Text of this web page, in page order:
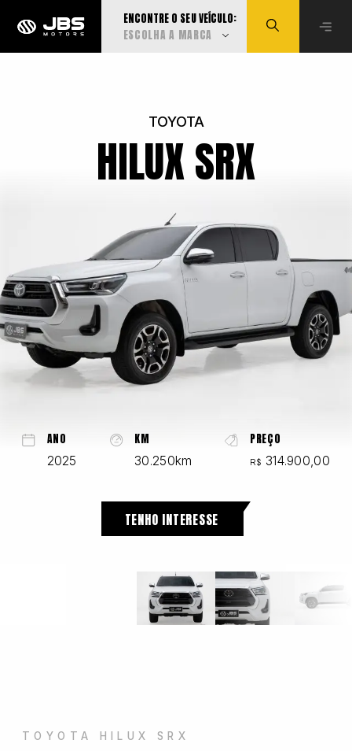
ENCONTRE O SEU VEÍCULO:
ESCOLHA A MARCA
Audi
Can-Am
Caoa Changan
Caoa Chery
Ford
TOYOTA
HILUX SRX
ANO
2025
KM
30.250km
PREÇO
R$ 314.900,00
TENHO INTERESSE
TOYOTA HILUX SRX